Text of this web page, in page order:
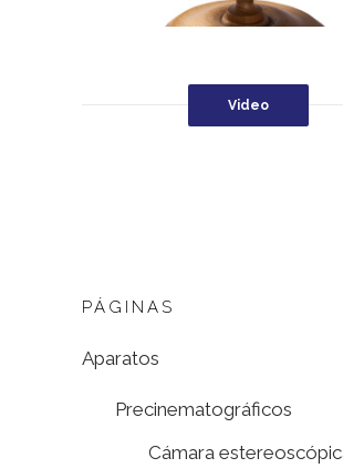
Video
PÁGINAS
Aparatos
Precinematográficos
Cámara